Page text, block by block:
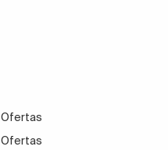
Ofertas
Ofertas